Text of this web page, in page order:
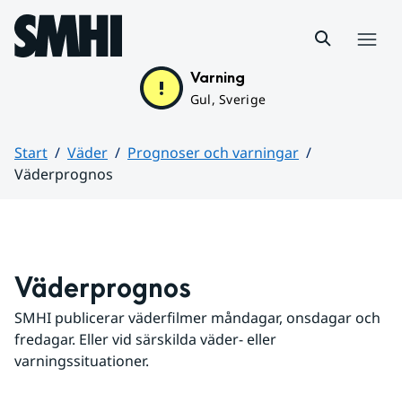
Hoppa till sidans innehåll
Varning
Gul, Sverige
Start Väder
Prognoser och varningar
Väderprognos
Väderprognos
SMHI publicerar väderfilmer måndagar, onsdagar och
fredagar. Eller vid särskilda väder- eller
varningssituationer.